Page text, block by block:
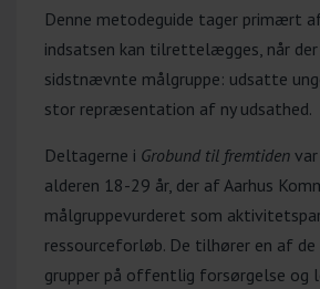
Denne metodeguide tager primært
indsatsen kan tilrettelægges, når
sidstnævnte målgruppe: udsatte
stor repræsentation af ny udsathed.
Deltagerne i Grobund til fremtiden
alderen 18-29 år, der af Aarhus
målgruppevurderet som
ressourceforløb. De tilhører en af
grupper på offentlig forsørgelse og